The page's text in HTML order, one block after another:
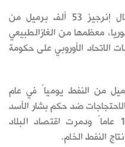
برميل من
معظمها من الغازالطبيعي
الاتحاد الأوروبي على حكومة
380 ألف برميل من النفط يومياً في عام
ضد حكم بشارالأسد
إلى حرب استمرت قرابة 14 عاماً ودمرت اقتصاد البلاد
النفط الخام.